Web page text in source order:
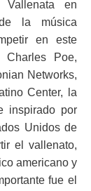
en
la música
en este
Poe,
Networks,
Center, la
inspirado por
Unidos de
el vallenato,
americano y
fue el